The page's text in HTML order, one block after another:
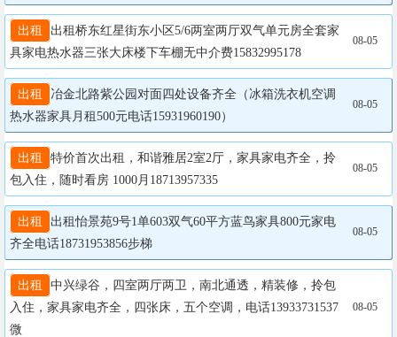
出租
出租桥东红星街东小区5/6两室两厅双气单元房全套家
具家电热水器三张大床楼下车棚无中介费15832995178
08-05
出租
冶金北路紫公园对面四处设备齐全（冰箱洗衣机空调
热水器家具月租500元电话15931960190）
08-05
出租
特价首次出租，和谐雅居2室2厅，家具家电齐全，拎
包入住，随时看房 1000月18713957335
08-05
出租
出租怡景苑9号1单603双气60平方蓝鸟家具800元家电
08-05
出租
中兴绿谷，四室两厅两卫，南北通透，精装修，拎包
入住，家具家电齐全，四张床，五个空调，电话13933731537
微
08-05